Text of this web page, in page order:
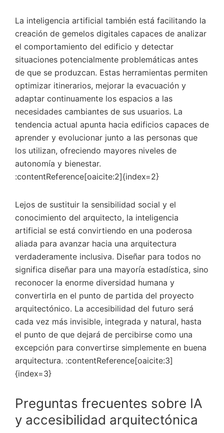
La inteligencia artificial también está facilitando la
creación de gemelos digitales capaces de analizar
el comportamiento del edificio y detectar
situaciones potencialmente problemáticas antes
de que se produzcan. Estas herramientas permiten
optimizar itinerarios, mejorar la evacuación y
adaptar continuamente los espacios a las
necesidades cambiantes de sus usuarios. La
tendencia actual apunta hacia edificios capaces de
aprender y evolucionar junto a las personas que
los utilizan, ofreciendo mayores niveles de
autonomía y bienestar.
:contentReference[oaicite:2]{index=2}
Lejos de sustituir la sensibilidad social y el
conocimiento del arquitecto, la inteligencia
artificial se está convirtiendo en una poderosa
aliada para avanzar hacia una arquitectura
verdaderamente inclusiva. Diseñar para todos no
significa diseñar para una mayoría estadística, sino
reconocer la enorme diversidad humana y
convertirla en el punto de partida del proyecto
arquitectónico. La accesibilidad del futuro será
cada vez más invisible, integrada y natural, hasta
el punto de que dejará de percibirse como una
excepción para convertirse simplemente en buena
arquitectura. :contentReference[oaicite:3]
{index=3}
Preguntas frecuentes sobre IA
y accesibilidad arquitectónica